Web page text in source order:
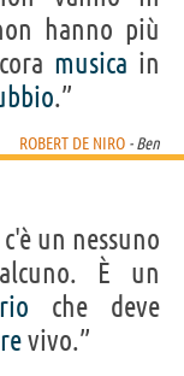
hanno più
musica in
.”
ROBERT DE NIRO - Ben
un nessuno
È un
che deve
vivo.”